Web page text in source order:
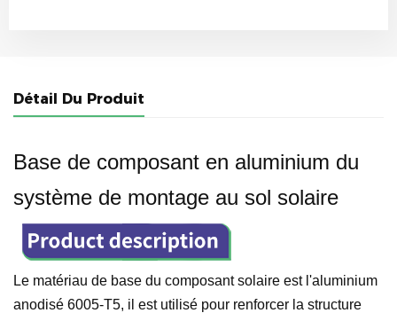
Détail Du Produit
Base de composant en aluminium du
système de montage au sol solaire
Le matériau de base du composant solaire est l'aluminium
anodisé 6005-T5, il est utilisé pour renforcer la structure